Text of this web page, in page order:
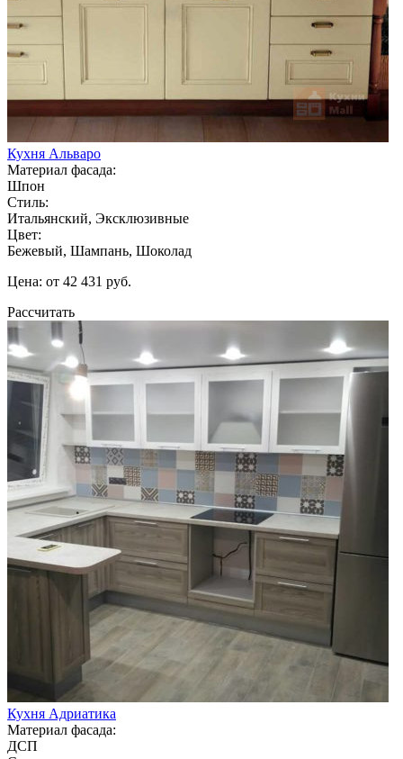
Кухня Альваро
Материал фасада:
Шпон
Стиль:
Итальянский, Эксклюзивные
Цвет:
Бежевый, Шампань, Шоколад
Цена: от 42 431 руб.
Рассчитать
Кухня Адриатика
Материал фасада:
ДСП